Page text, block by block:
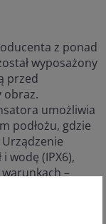
z ponad
wyposażony
przed
obraz.
umożliwia
podłożu, gdzie
wodę (IPX6),
–
dla
budowlańcy